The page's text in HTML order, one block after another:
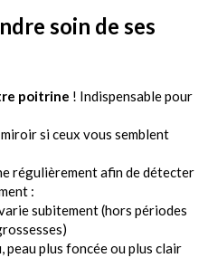
soin de ses
poitrine ! Indispensable pour
si ceux vous semblent
régulièrement afin de détecter
:
subitement (hors périodes
peau plus foncée ou plus clair